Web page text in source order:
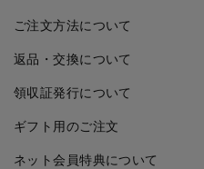
ご注文方法について
返品・交換について
領収証発行について
ギフト用のご注文
ネット会員特典について